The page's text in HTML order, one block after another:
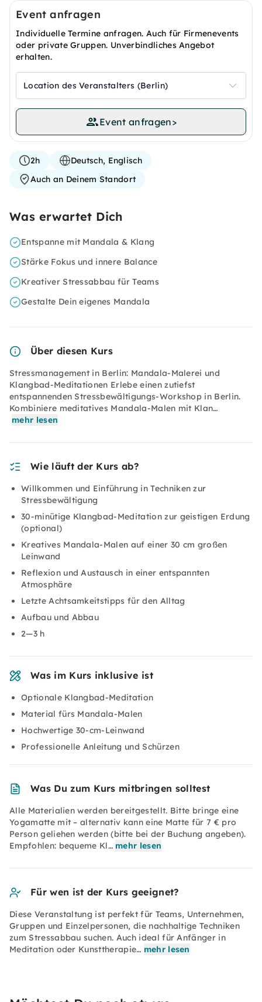
Event anfragen
Individuelle Termine anfragen. Auch für Firmenevents
oder private Gruppen. Unverbindliches Angebot
erhalten.
Location des Veranstalters (Berlin)
Event anfragen>
2h
Deutsch, Englisch
Auch an Deinem Standort
Was erwartet Dich
Entspanne mit Mandala & Klang
Stärke Fokus und innere Balance
Kreativer Stressabbau für Teams
Gestalte Dein eigenes Mandala
Über diesen Kurs
Stressmanagement in Berlin: Mandala-Malerei und
Klangbad-Meditationen Erlebe einen zutiefst
entspannenden Stressbewältigungs-Workshop in Berlin.
Kombiniere meditatives Mandala-Malen mit Klan…
mehr lesen
Wie läuft der Kurs ab?
Willkommen und Einführung in Techniken zur
Stressbewältigung
30-minütige Klangbad-Meditation zur geistigen Erdung
(optional)
Kreatives Mandala-Malen auf einer 30 cm großen
Leinwand
Reflexion und Austausch in einer entspannten
Atmosphäre
Letzte Achtsamkeitstipps für den Alltag
Aufbau und Abbau
2—3 h
Was im Kurs inklusive ist
Optionale Klangbad-Meditation
Material fürs Mandala-Malen
Hochwertige 30-cm-Leinwand
Professionelle Anleitung und Schürzen
Was Du zum Kurs mitbringen solltest
Alle Materialien werden bereitgestellt. Bitte bringe eine
Yogamatte mit – alternativ kann eine Matte für 7 € pro
Person geliehen werden (bitte bei der Buchung angeben).
Empfohlen: bequeme Kl… mehr lesen
Für wen ist der Kurs geeignet?
Diese Veranstaltung ist perfekt für Teams, Unternehmen,
Gruppen und Einzelpersonen, die nachhaltige Techniken
zum Stressabbau suchen. Auch ideal für Anfänger in
Meditation oder Kunsttherapie… mehr lesen